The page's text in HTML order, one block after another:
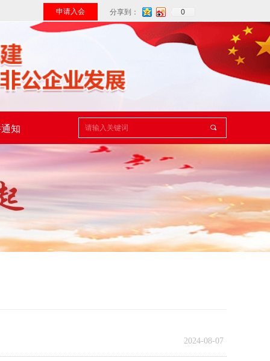
끠
知
申请入会 分享到： 0
2024-08-07